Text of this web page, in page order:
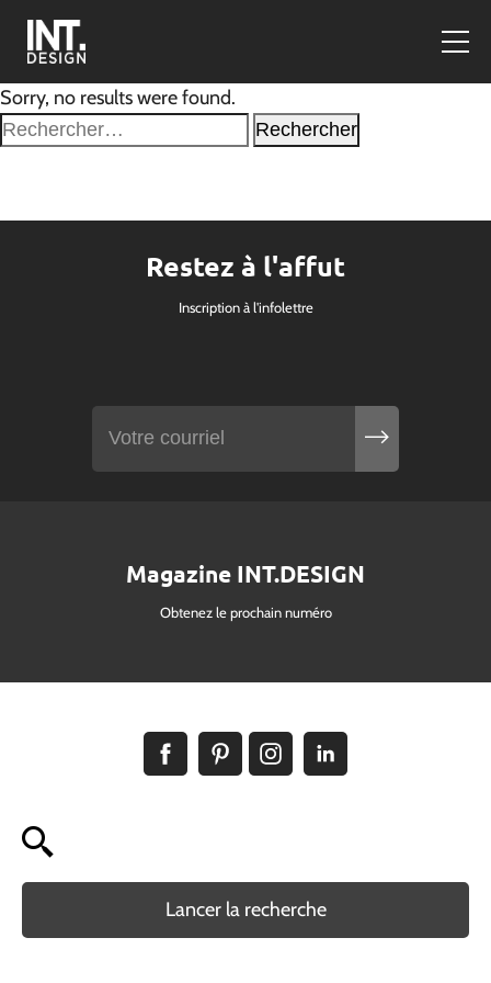
Sorry, no results were found.
Rechercher :
Restez à l'affut
Inscription à l'infolettre
Magazine INT.DESIGN
Obtenez le prochain numéro
Lancer la recherche